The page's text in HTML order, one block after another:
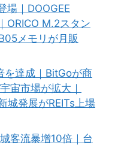
場｜DOOGEE
ORICO M.2スタン
メモリが月販
を達成｜BitGoが商
宙市場が拡大｜
城発展がREITs上場
客流暴增10倍｜台